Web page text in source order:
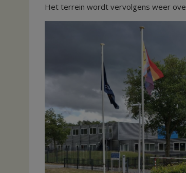
Het terrein wordt vervolgens weer